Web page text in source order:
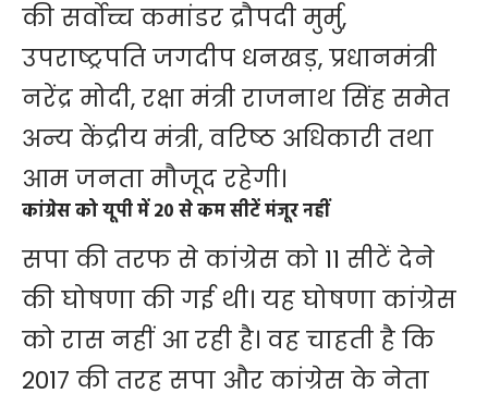
की सर्वोच्च कमांडर द्रौपदी मुर्मु,
उपराष्ट्रपति जगदीप धनखड़, प्रधानमंत्री
नरेंद्र मोदी, रक्षा मंत्री राजनाथ सिंह समेत
अन्य केंद्रीय मंत्री, वरिष्ठ अधिकारी तथा
आम जनता मौजूद रहेगी।
कांग्रेस को यूपी में 20 से कम सीटें मंजूर नहीं
सपा की तरफ से कांग्रेस को 11 सीटें देने
की घोषणा की गई थी। यह घोषणा कांग्रेस
को रास नहीं आ रही है। वह चाहती है कि
2017 की तरह सपा और कांग्रेस के नेता